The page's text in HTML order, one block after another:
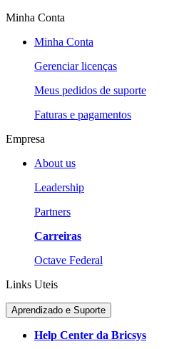
Minha Conta
Minha Conta
Gerenciar licenças
Meus pedidos de suporte
Faturas e pagamentos
Empresa
About us
Leadership
Partners
Carreiras
Octave Federal
Links Uteis
Aprendizado e Suporte
Help Center da Bricsys